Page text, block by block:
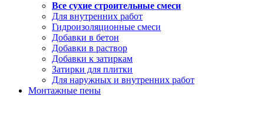
Все сухие строительные смеси
Для внутренних работ
Гидроизоляционные смеси
Добавки в бетон
Добавки в раствор
Добавки к затиркам
Затирки для плитки
Для наружных и внутренних работ
Монтажные пены